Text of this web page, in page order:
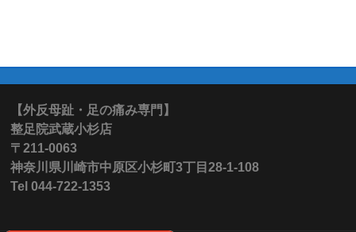
【外反母趾・足の痛み専門】
整足院武蔵小杉店
〒211-0063
神奈川県川崎市中原区小杉町3丁目28-1-108
Tel 044-722-1353